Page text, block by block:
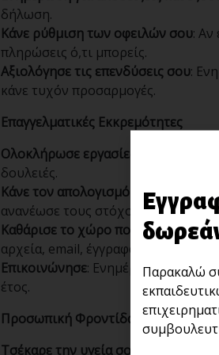
δήλωση.
Κάνε ρύθμιση των οφειλών σου: Αν
πληρώσεις ό,τι μπορείς.
Αξιολόγησε τις επενδύσεις σου:
κάνε τυχόν προσαρμογές.
Επαγγελματικές Εκκρεμότητες
Ολοκλήρωσε εργασίες που
δουλειές.
Κάνε τον απολογισμό των στόχων
ανανέωσε τους στόχους σου για το
Καθάρισε το χώρο που δουλεύεις:
αρχεία, email, έγγραφα).
Επικοινώνησε: Ενημέρωσε τους
έτος.
Προσωπική Φροντίδα
Τσέκαρε την υγεία σου
Παρακαλώ